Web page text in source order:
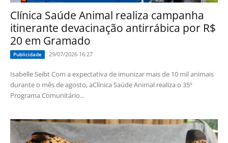
Clínica Saúde Animal realiza campanha
itinerante devacinação antirrábica por R$
20 em Gramado
Publicidade 29/07/2026 16:27
Isabelle Seibt Com a expectativa de imunizar mais de 10 mil animais
durante o mês de agosto, aClínica Saúde Animal realiza o 35º
Programa Comunitário...